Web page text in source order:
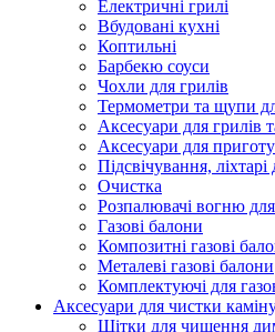
Електричні грилі
Вбудовані кухні
Коптильні
Барбекю соуси
Чохли для грилів
Термометри та щупи
Аксесуари для грилів
Аксесуари для
Підсвічування,
Очистка
Розпалювачі вогню
Газові балони
Композитні газові
Металеві газові балони
Комплектуючі для
Аксесуари для чистки
Щітки для чищення